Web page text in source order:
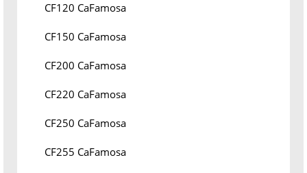
CF120 CaFamosa
CF150 CaFamosa
CF200 CaFamosa
CF220 CaFamosa
CF250 CaFamosa
CF255 CaFamosa